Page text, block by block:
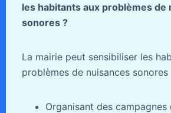
les habitants aux problèmes de
sonores ?
La mairie peut sensibiliser les
problèmes de nuisances sonores
Organisant des campagnes